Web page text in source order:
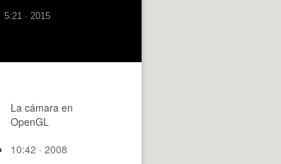
5:21 · 2015
La cámara en
OpenGL
10:42 · 2008